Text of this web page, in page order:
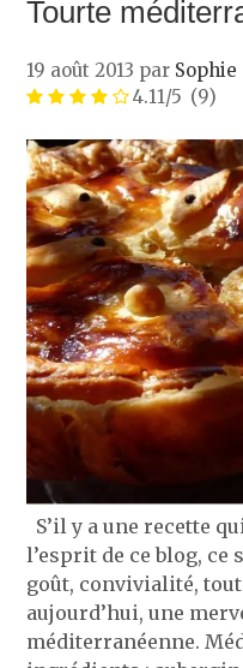
Tourte
19 août 2013 par Sophie
4.11/5 (9)
S’il y a une recette
l’esprit de ce blog,
goût, convivialité, tout
aujourd’hui, une
méditerranéenne.